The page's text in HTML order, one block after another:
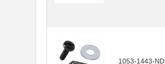
1053-1443-ND